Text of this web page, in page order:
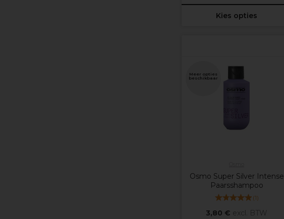
Kies opties
Meer opties
beschikbaar
Osmo Super Silver Intense
Paarsshampoo
(1)
3,80 € excl. BTW